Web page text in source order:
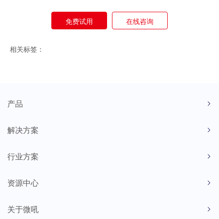
免费试用 在线咨询
相关标签：
产品
解决方案
行业方案
资源中心
关于微吼